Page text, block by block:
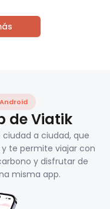
de Viatik
a ciudad, que
te permite viajar con
y disfrutar de
misma app.